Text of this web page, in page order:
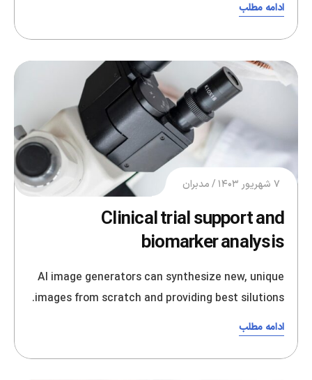
ادامه مطلب
۷ شهریور ۱۴۰۳ مدبران
Clinical trial support and
biomarker analysis
AI image generators can synthesize new, unique
images from scratch and providing best silutions.
ادامه مطلب